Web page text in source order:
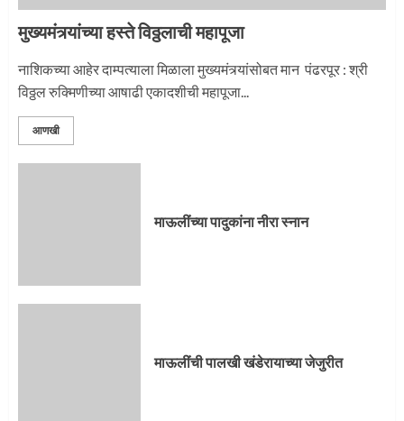
मुख्यमंत्र्यांच्या हस्ते विठ्ठलाची महापूजा
नाशिकच्या आहेर दाम्पत्याला मिळाला मुख्यमंत्र्यांसोबत मान पंढरपूर : श्री
विठ्ठल रुक्मिणीच्या आषाढी एकादशीची महापूजा...
आणखी
माऊलींच्या पादुकांना नीरा स्नान
माऊलींची पालखी खंडेरायाच्या जेजुरीत